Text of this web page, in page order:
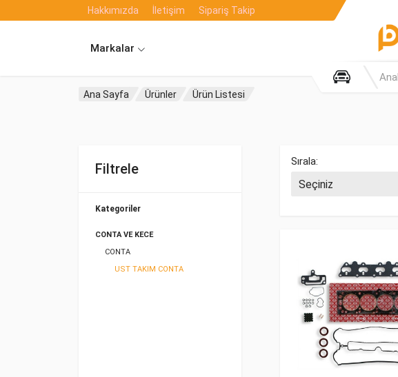
Hakkımızda İletişim Sipariş Takip
Markalar
Ana Sayfa Ürünler Ürün Listesi
Filtrele
Kategoriler
CONTA VE KECE
CONTA
UST TAKIM CONTA
Sırala: